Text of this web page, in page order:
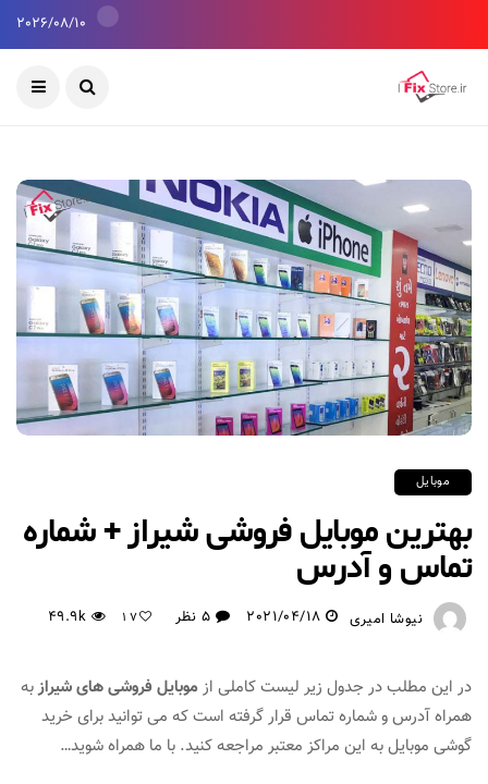
2026/08/10
موبایل
بهترین موبایل فروشی شیراز + شماره
تماس و آدرس
نیوشا امیری 2021/04/18 5 نظر 17
49.9k
در این مطلب در جدول زیر لیست کاملی ازموبایل فروشی های شیرازبه
همراه آدرس و شماره تماس قرار گرفته است که می توانید برای خرید
گوشی موبایل به این مراکز معتبر مراجعه کنید. با ما همراه شوید…